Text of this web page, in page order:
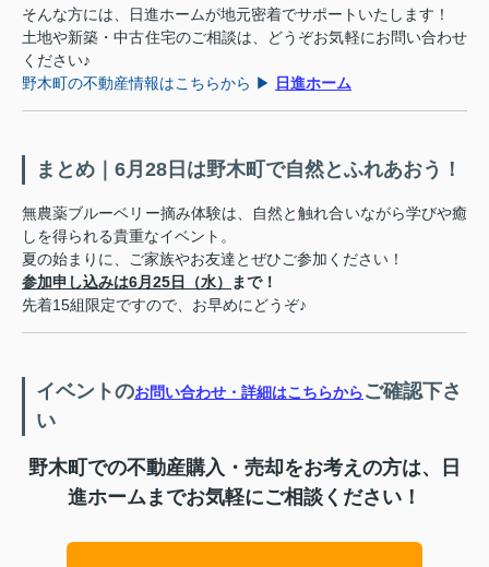
そんな方には、日進ホームが地元密着でサポートいたします！
土地や新築・中古住宅のご相談は、どうぞお気軽にお問い合わせ
ください♪
野木町の不動産情報はこちらから ▶
日進ホーム
まとめ｜6月28日は野木町で自然とふれあおう！
無農薬ブルーベリー摘み体験は、自然と触れ合いながら学びや癒
しを得られる貴重なイベント。
夏の始まりに、ご家族やお友達とぜひご参加ください！
参加申し込みは6月25日（水）
まで！
先着15組限定ですので、お早めにどうぞ♪
イベントのお問い合わせ・詳細はこちらからご確認下さ
い
野木町での不動産購入・売却をお考えの方は、日
進ホームまでお気軽にご相談ください！